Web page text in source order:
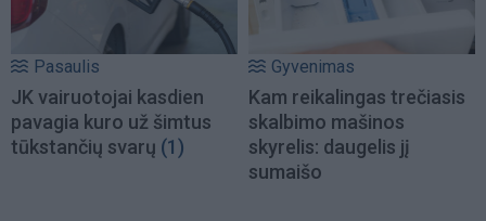
Pasaulis
JK vairuotojai kasdien
pavagia kuro už šimtus
tūkstančių svarų (1)
Gyvenimas
Kam reikalingas trečiasis
skalbimo mašinos
skyrelis: daugelis jį
sumaišo